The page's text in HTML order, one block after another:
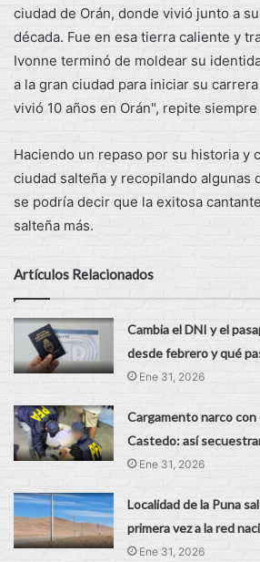
ciudad de Orán, donde vivió junto a
década. Fue en esa tierra caliente y
Ivonne terminó de moldear su
a la gran ciudad para iniciar su
vivió 10 años en Orán", repite
Haciendo un repaso por su historia y
ciudad salteña y recopilando algunas
se podría decir que la exitosa
salteña más.
Artículos Relacionados
Cambia el DNI y el
desde febrero y qué
Ene 31, 2026
Cargamento narco con
Castedo: así
Ene 31, 2026
Localidad de la Puna
primera vez a la red
Ene 31, 2026